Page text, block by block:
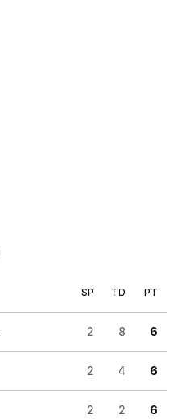
SP TD PT
2 8 6
2 4 6
2 2 6